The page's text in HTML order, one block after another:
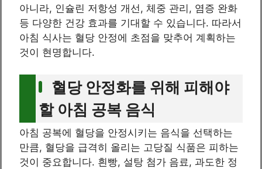
아니라, 인슐린 저항성 개선, 체중 관리, 염증 완화
등 다양한 건강 효과를 기대할 수 있습니다. 따라서
아침 식사는 혈당 안정에 초점을 맞추어 계획하는
것이 현명합니다.
혈당 안정화를 위해 피해야
할 아침 공복 음식
아침 공복에 혈당을 안정시키는 음식을 선택하는
만큼, 혈당을 급격히 올리는 고당질 식품은 피하는
것이 중요합니다. 흰빵, 설탕 첨가 음료, 과도한 정